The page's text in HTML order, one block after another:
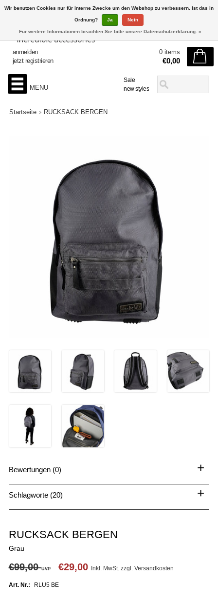
Sale
new styles
anmelden
jetzt registrieren
0 items
€0,00
MENU
Startseite RUCKSACK BERGEN
Bewertungen (0) +
Schlagworte (20) +
RUCKSACK BERGEN
Grau
€99,00UVP €29,00 Inkl. MwSt. zzgl. Versandkosten
Art. Nr.: RLU5 BE
Wir benutzen Cookies nur für interne Zwecke um den Webshop zu verbessern. Ist das in
Ordnung? Ja Nein
Für weitere Informationen beachten Sie bitte unsere Datenschutzerklärung. »